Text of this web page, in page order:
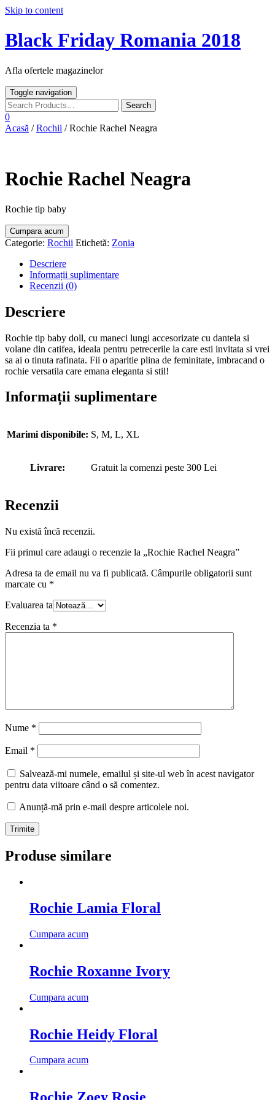
Skip to content
Black Friday Romania 2018
Afla ofertele magazinelor
Toggle navigation
0
Acasă /Rochii / Rochie Rachel Neagra
Rochie Rachel Neagra
Rochie tip baby
Cumpara acum
Categorie: Rochii Etichetă: Zonia
Descriere
Informații suplimentare
Recenzii (0)
Descriere
Rochie tip baby doll, cu maneci lungi accesorizate cu dantela si
volane din catifea, ideala pentru petrecerile la care esti invitata si vrei
sa ai o tinuta rafinata. Fii o aparitie plina de feminitate, imbracand o
rochie versatila care emana eleganta si stil!
Informații suplimentare
Marimi disponibile: S, M, L, XL
Livrare: Gratuit la comenzi peste 300 Lei
Recenzii
Nu există încă recenzii.
Fii primul care adaugi o recenzie la „Rochie Rachel Neagra”
Adresa ta de email nu va fi publicată. Câmpurile obligatorii sunt
marcate cu *
Evaluarea ta
Recenzia ta *
Nume *
Email *
Salvează-mi numele, emailul și site-ul web în acest navigator
pentru data viitoare când o să comentez.
Anunță-mă prin e-mail despre articolele noi.
Produse similare
Rochie Lamia Floral
Cumpara acum
Rochie Roxanne Ivory
Cumpara acum
Rochie Heidy Floral
Cumpara acum